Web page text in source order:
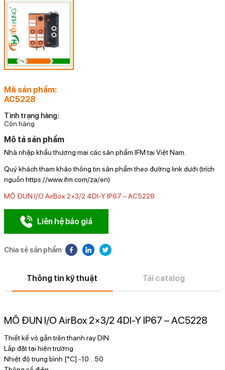
Mã sản phẩm:
AC5228
Tình trạng hàng:
Còn hàng
Mô tả sản phẩm
Nhà nhập khẩu thương mại các sản phẩm IFM tại Việt Nam.
Quý khách tham khảo thông tin sản phẩm theo đường link dưới (trích
nguồn https://www.ifm.com/za/en)
MÔ ĐUN I/O AirBox 2×3/2 4DI-Y IP67 – AC5228
Liên hệ báo giá
Chia sẻ sản phẩm
Thông tin kỹ thuật Tải catalog
MÔ ĐUN I/O AirBox 2×3/2 4DI-Y IP67 – AC5228
Thiết kế vỏ gắn trên thanh ray DIN
Lắp đặt tại hiện trường
Nhiệt độ trung bình [°C] -10…50